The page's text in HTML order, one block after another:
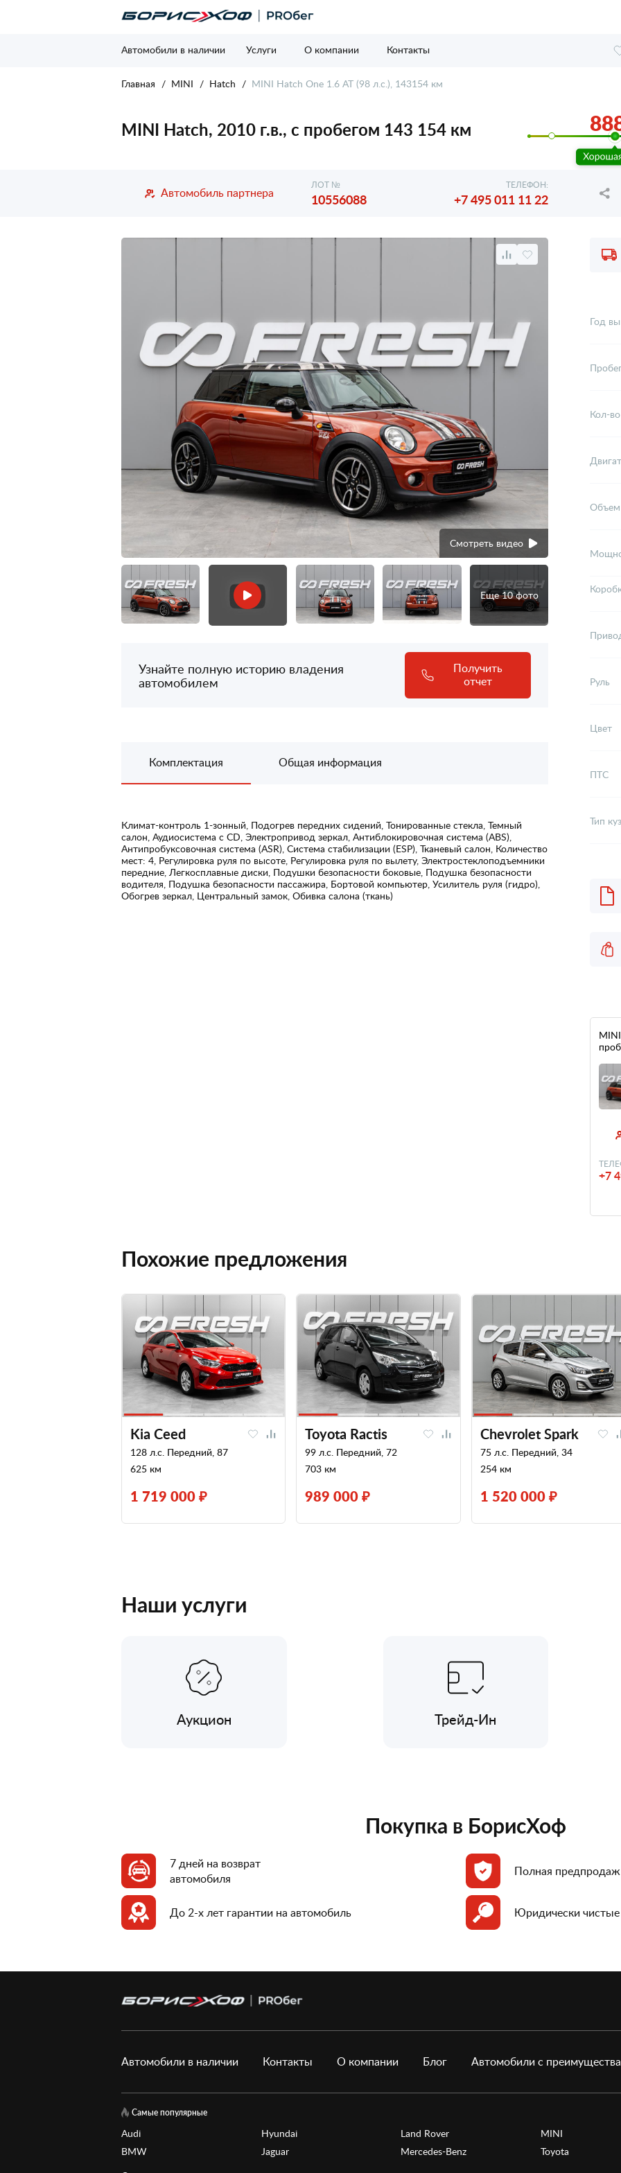
Автомобили в наличии Услуги О компании Контакты
Главная MINI Hatch MINI Hatch One 1.6 AT (98 л.с.), 143154 км
MINI Hatch, 2010 г.в., с пробегом 143 154 км
Автомобиль партнера
ЛОТ №
10556088
ТЕЛЕФОН:
+7 495 011 11 22
Смотреть видео
Еще 10 фото
Узнайте полную историю владения
автомобилем
Получить
отчет
Комплектация Общая информация
Климат-контроль 1-зонный, Подогрев передних сидений, Тонированные стекла, Темный
салон, Аудиосистема с CD, Электропривод зеркал, Антиблокировочная система (ABS),
Антипробуксовочная система (ASR), Система стабилизации (ESP), Тканевый салон, Количество
мест: 4, Регулировка руля по высоте, Регулировка руля по вылету, Электростеклоподъемники
передние, Легкосплавные диски, Подушки безопасности боковые, Подушка безопасности
водителя, Подушка безопасности пассажира, Бортовой компьютер, Усилитель руля (гидро),
Обогрев зеркал, Центральный замок, Обивка салона (ткань)
Год
Кол-
Объем
Руль
Цвет
ПТС
Тип
+7
Похожие предложения
Kia Ceed
128 л.с. Передний, 87
625 км
1 719 000 ₽
Toyota Ractis
99 л.с. Передний, 72
703 км
989 000 ₽
Chevrolet Spark
75 л.с. Передний, 34
254 км
1 520 000 ₽
Наши услуги
Аукцион Трейд-Ин
Покупка в БорисХоф
7 дней на возврат
автомобиля
Полная
До 2-х лет гарантии на автомобиль Юридически
Автомобили в наличии Контакты О компании Блог Автомобили с
Самые популярные
Audi
BMW
Hyundai
Jaguar
Land Rover
Mercedes-Benz
MINI
Toyota